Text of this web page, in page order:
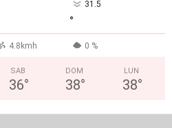
31.5
°
4.8kmh 0 %
SAB
36°
DOM
38°
LUN
38°